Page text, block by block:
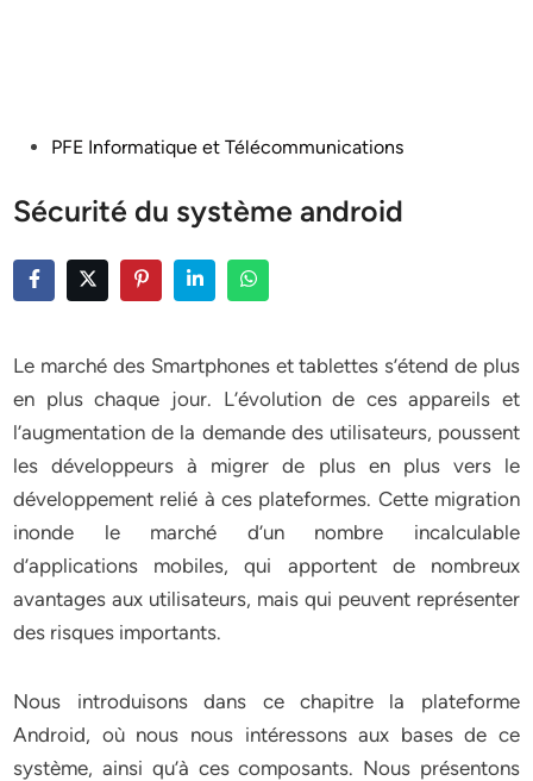
PostedPFE Informatique et Télécommunications
Sécurité du système android
Le marché des Smartphones et tablettes s’étend de plus
en plus chaque jour. L’évolution de ces appareils et
l’augmentation de la demande des utilisateurs, poussent
les développeurs à migrer de plus en plus vers le
développement relié à ces plateformes. Cette migration
inonde le marché d’un nombre incalculable
d’applications mobiles, qui apportent de nombreux
avantages aux utilisateurs, mais qui peuvent représenter
des risques importants.
Nous introduisons dans ce chapitre la plateforme
Android, où nous nous intéressons aux bases de ce
système, ainsi qu’à ces composants. Nous présentons